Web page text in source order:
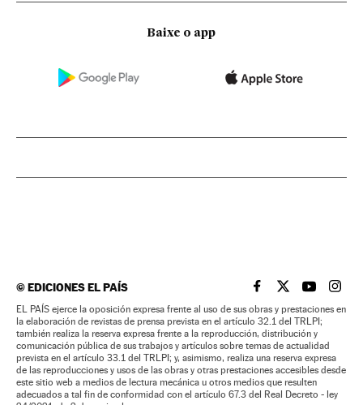
Baixe o app
©EDICIONES EL PAÍS EL PAÍS BRASIL EN
EL PAÍSEL PAÍS
EL
EL PAÍS ejerce la oposición expresa frente al uso de sus obras y prestaciones en
la elaboración de revistas de prensa prevista en el artículo 32.1 del TRLPI;
también realiza la reserva expresa frente a la reproducción, distribución y
comunicación pública de sus trabajos y artículos sobre temas de actualidad
prevista en el artículo 33.1 del TRLPI; y, asimismo, realiza una reserva expresa
de las reproducciones y usos de las obras y otras prestaciones accesibles desde
este sitio web a medios de lectura mecánica u otros medios que resulten
adecuados a tal fin de conformidad con el artículo 67.3 del Real Decreto - ley